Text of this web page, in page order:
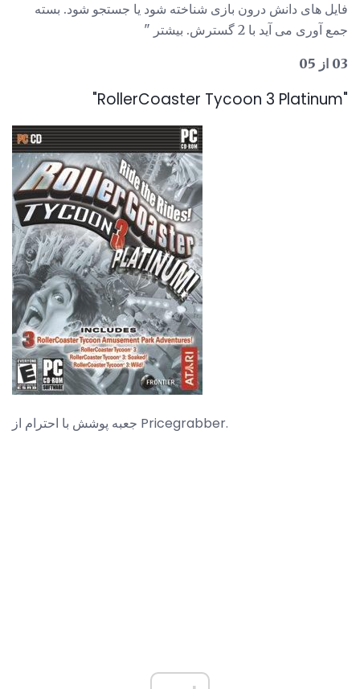
فایل های دانش درون بازی شناخته شود یا جستجو شود. بسته
جمع آوری می آید با 2 گسترش. بیشتر "
03 از 05
"RollerCoaster Tycoon 3 Platinum"
جعبه پوشش با احترام از Pricegrabber.